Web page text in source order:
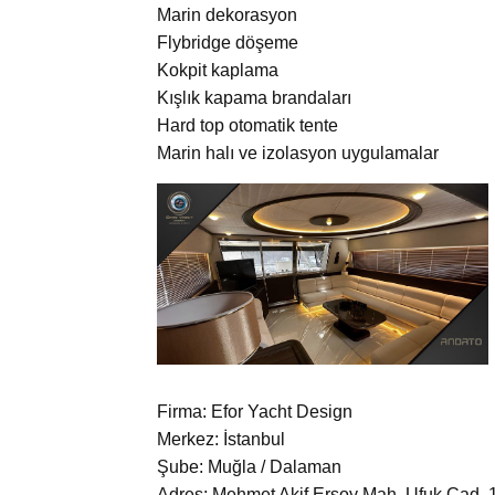
Marin dekorasyon
Flybridge döşeme
Kokpit kaplama
Kışlık kapama brandaları
Hard top otomatik tente
Marin halı ve izolasyon uygulamalar
Firma: Efor Yacht Design
Merkez: İstanbul
Şube: Muğla / Dalaman